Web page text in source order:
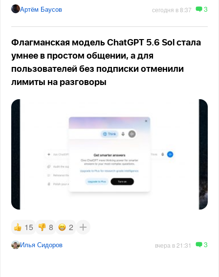
Артём Баусов сегодня в 8:37 3
Флагманская модель ChatGPT 5.6 Sol стала
умнее в простом общении, а для
пользователей без подписки отменили
лимиты на разговоры
15 8 2
Илья Сидоров вчера в 21:31 3